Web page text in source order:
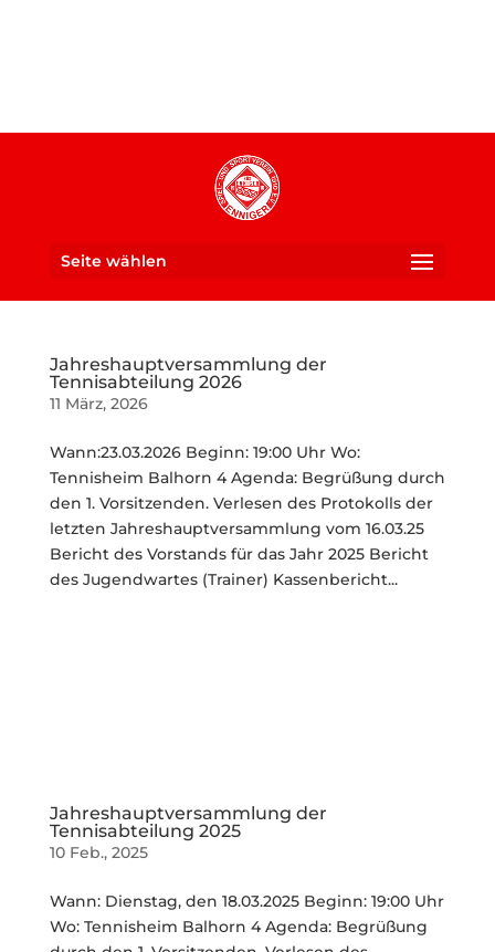
Seite wählen
Jahreshauptversammlung der
Tennisabteilung 2026
11 März, 2026
Wann:23.03.2026 Beginn: 19:00 Uhr Wo:
Tennisheim Balhorn 4 Agenda: Begrüßung durch
den 1. Vorsitzenden. Verlesen des Protokolls der
letzten Jahreshauptversammlung vom 16.03.25
Bericht des Vorstands für das Jahr 2025 Bericht
des Jugendwartes (Trainer) Kassenbericht...
Jahreshauptversammlung der
Tennisabteilung 2025
10 Feb., 2025
Wann: Dienstag, den 18.03.2025 Beginn: 19:00 Uhr
Wo: Tennisheim Balhorn 4 Agenda: Begrüßung